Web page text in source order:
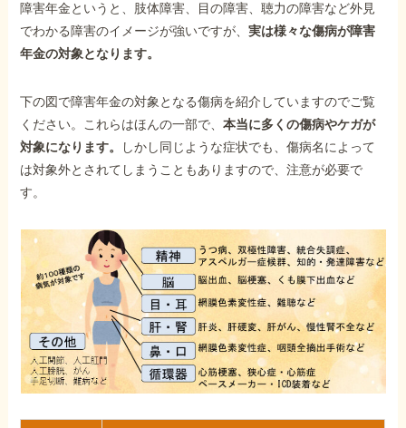
障害年金というと、肢体障害、目の障害、聴力の障害など外見
でわかる障害のイメージが強いですが、実は様々な傷病が障害
年金の対象となります。
下の図で障害年金の対象となる傷病を紹介していますのでご覧
ください。これらはほんの一部で、本当に多くの傷病やケガが
対象になります。
しかし同じような症状でも、傷病名によって
は対象外とされてしまうこともありますので、注意が必要で
す。